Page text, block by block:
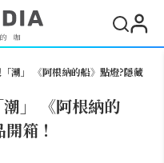
潮」 《阿根納的船》點燈?隱藏
」 《阿根納的
箱！